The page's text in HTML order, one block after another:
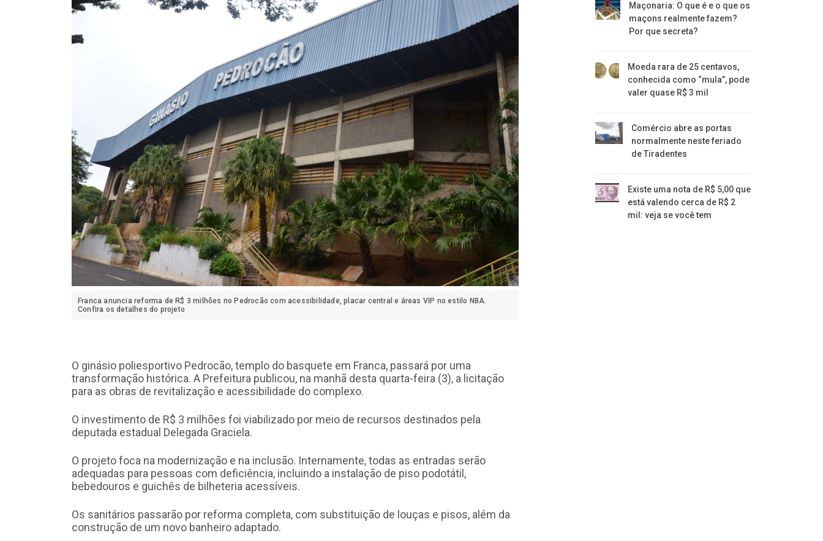
Franca anuncia reforma de R$ 3 milhões no Pedrocão com acessibilidade, placar central e áreas VIP no estilo NBA.
Confira os detalhes do projeto
O ginásio poliesportivo Pedrocão, templo do basquete em Franca, passará por uma
transformação histórica. A Prefeitura publicou, na manhã desta quarta-feira (3), a licitação
para as obras de revitalização e acessibilidade do complexo.
O investimento de R$ 3 milhões foi viabilizado por meio de recursos destinados pela
deputada estadual Delegada Graciela.
O projeto foca na modernização e na inclusão. Internamente, todas as entradas serão
adequadas para pessoas com deficiência, incluindo a instalação de piso podotátil,
bebedouros e guichês de bilheteria acessíveis.
Os sanitários passarão por reforma completa, com substituição de louças e pisos, além da
construção de um novo banheiro adaptado.
Maçonaria: O que é e o que os
maçons realmente fazem?
Por que secreta?
Moeda rara de 25 centavos,
conhecida como “mula”, pode
valer quase R$ 3 mil
Comércio abre as portas
normalmente neste feriado
de Tiradentes
Existe uma nota de R$ 5,00 que
está valendo cerca de R$ 2
mil: veja se você tem